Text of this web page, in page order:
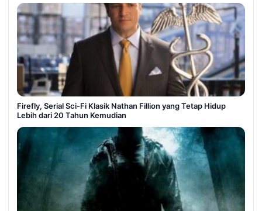
Firefly, Serial Sci-Fi Klasik Nathan Fillion yang Tetap Hidup
Lebih dari 20 Tahun Kemudian